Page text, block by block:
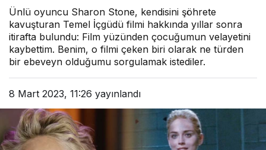
Ünlü oyuncu Sharon Stone, kendisini şöhrete
kavuşturan Temel İçgüdü filmi hakkında yıllar sonra
itirafta bulundu: Film yüzünden çocuğumun velayetini
kaybettim. Benim, o filmi çeken biri olarak ne türden
bir ebeveyn olduğumu sorgulamak istediler.
8 Mart 2023, 11:26 yayınlandı